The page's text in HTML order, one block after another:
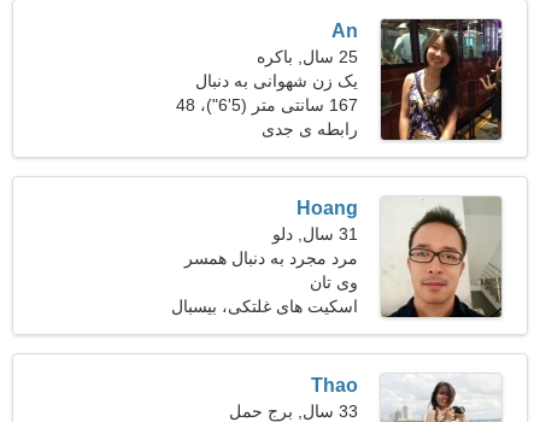
An
25 سال, باکره
یک زن شهوانی به دنبال
رابطه عاشقانه است
167 سانتی متر (5'6")، 48
کیلوگرم (105 پوند)
رابطه ی جدی
Hoang
31 سال, دلو
مرد مجرد به دنبال همسر
وی تان
اسکیت های غلتکی، بیسبال
Thao
33 سال, برج حمل